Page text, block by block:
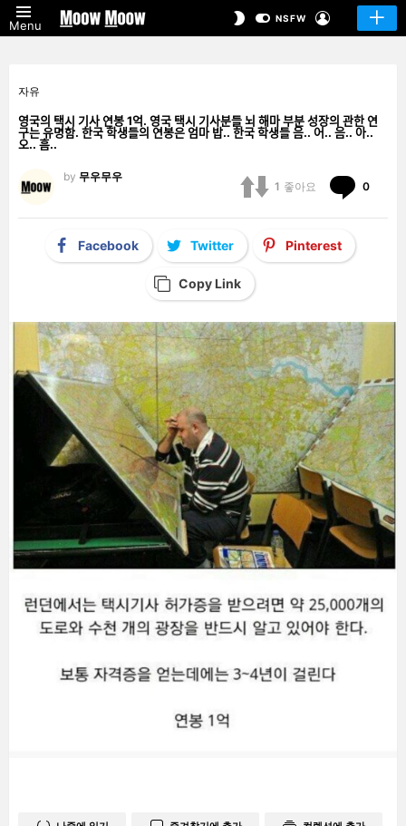
Menu
SWITCHNSFW
자유
영국의 택시 기사 연봉 1억. 영국 택시 기사분들 뇌 해마 부분 성장의 관한 연
구는 유명함. 한국 학생들의 연봉은 엄마 밥.. 한국 학생들 음.. 어.. 음.. 아..
오.. 흠..
by 무우무우
1 좋아요 0
Facebook Twitter Pinterest
Copy Link